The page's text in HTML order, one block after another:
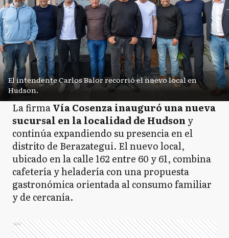
El intendente Carlos Balor recorrió el nuevo local en
Hudson.
La firmaVía Cosenza inauguró una nueva
sucursal en la localidad de Hudson y
continúa expandiendo su presencia en el
distrito de Berazategui. El nuevo local,
ubicado en la calle 162 entre 60 y 61, combina
cafetería y heladería con una propuesta
gastronómica orientada al consumo familiar
y de cercanía.
Ads